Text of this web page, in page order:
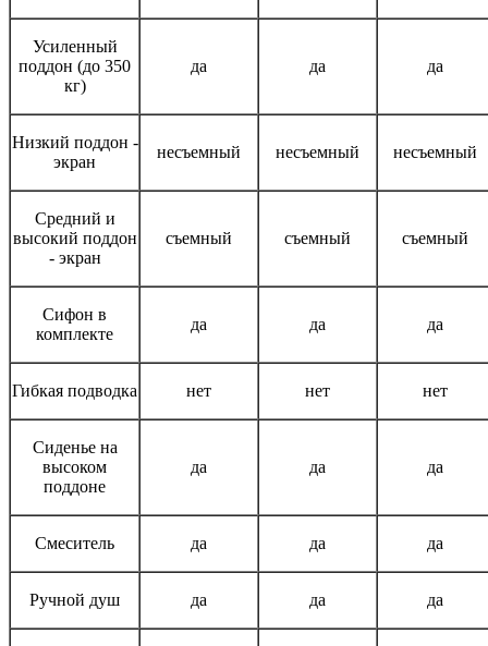
Усиленный
поддон (до 350
кг)
да да да
Низкий поддон -
экран
несъемный несъемный несъемный
Средний и
высокий поддон
- экран
съемный съемный съемный
Сифон в
комплекте
да да да
Гибкая подводка нет нет нет
Сиденье на
высоком
поддоне
да да да
Смеситель да да да
Ручной душ да да да